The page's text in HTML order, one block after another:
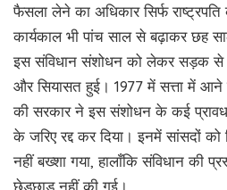
फैसला लेने का अधिकार सिर्फ
कार्यकाल भी पांच साल से बढ़ाकर छह
इस संविधान संशोधन को लेकर सड़क
और सियासत हुई। 1977 में सत्ता में आने
की सरकार ने इस संशोधन के कई
के जरिए रद्द कर दिया। इनमें सांसदों
नहीं बख्शा गया, हालाँकि संविधान की
छेड़छाड़ नहीं की गई।